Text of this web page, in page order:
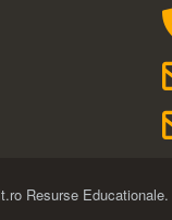
Resurse Educationale.